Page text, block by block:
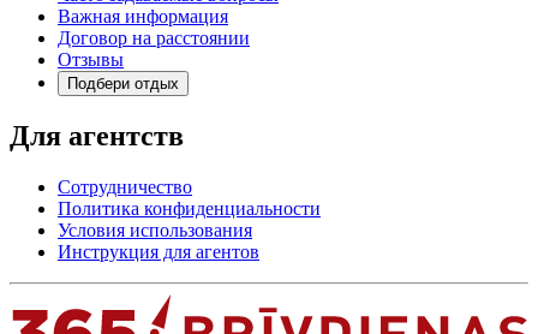
Важная информация
Договор на расстоянии
Отзывы
Подбери отдых
Для агентств
Сотрудничество
Политика конфиденциальности
Условия использования
Инструкция для агентов